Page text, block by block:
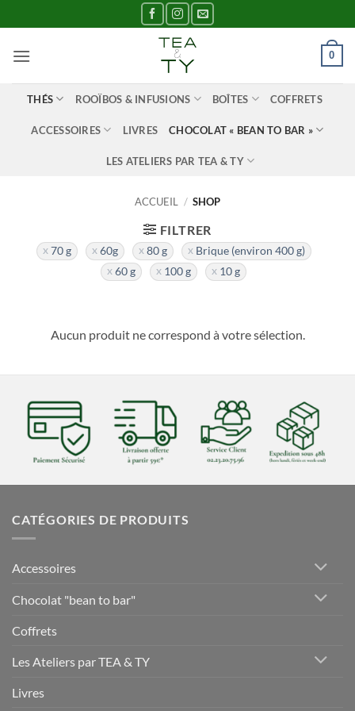
au
contenu
0
THÉS ROOÏBOS & INFUSIONS BOÎTES COFFRETS
ACCESSOIRES LIVRES CHOCOLAT « BEAN TO BAR »
LES ATELIERS PAR TEA & TY
ACCUEIL / SHOP
FILTRER
70 g 60g 80 g
Brique (environ 400 g)
60 g
100 g 10 g
Aucun produit ne correspond à votre sélection.
CATÉGORIES DE PRODUITS
Accessoires
Chocolat "bean to bar"
Coffrets
Les Ateliers par TEA & TY
Livres